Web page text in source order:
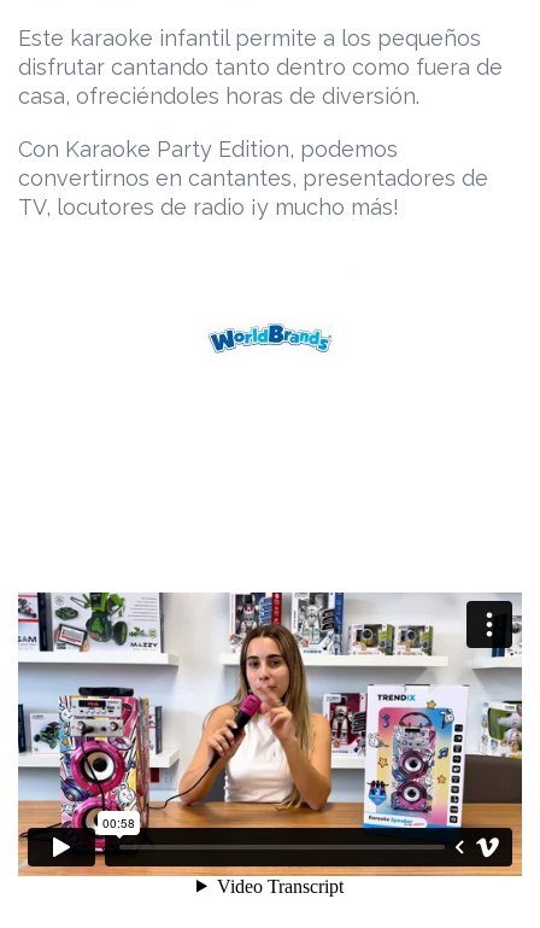
Este karaoke infantil permite a los pequeños
disfrutar cantando tanto dentro como fuera de
casa, ofreciéndoles horas de diversión.
Con Karaoke Party Edition, podemos
convertirnos en cantantes, presentadores de
TV, locutores de radio ¡y mucho más!